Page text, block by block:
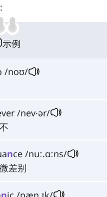
示例
/noʊ/
/nev·ər/
nce /nuː.ɑːns/
差别